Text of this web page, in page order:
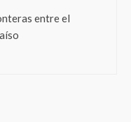
entre el